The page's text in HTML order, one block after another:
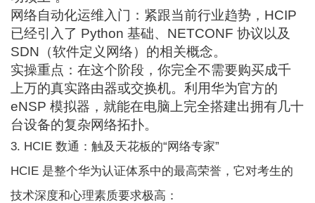
网络自动化运维入门：紧跟当前行业趋势，HCIP
已经引入了 Python 基础、NETCONF 协议以及
SDN（软件定义网络）的相关概念。
实操重点：在这个阶段，你完全不需要购买成千
上万的真实路由器或交换机。利用华为官方的
eNSP 模拟器，就能在电脑上完全搭建出拥有几十
台设备的复杂网络拓扑。
3. HCIE 数通：触及天花板的“网络专家”
HCIE 是整个华为认证体系中的最高荣誉，它对考生的
技术深度和心理素质要求极高：